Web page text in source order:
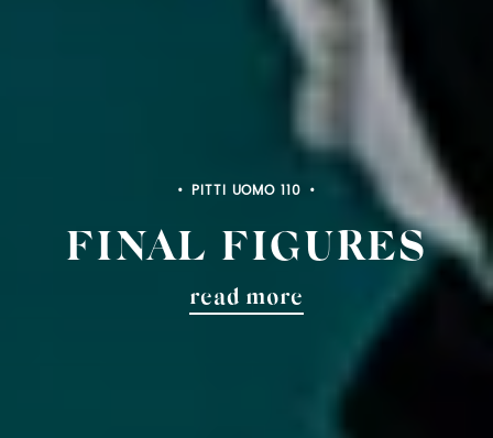
PITTI UOMO 110
FINAL FIGURES
read more